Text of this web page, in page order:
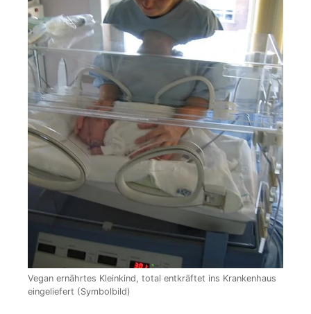
Vegan ernährtes Kleinkind, total entkräftet ins Krankenhaus
eingeliefert (Symbolbild)